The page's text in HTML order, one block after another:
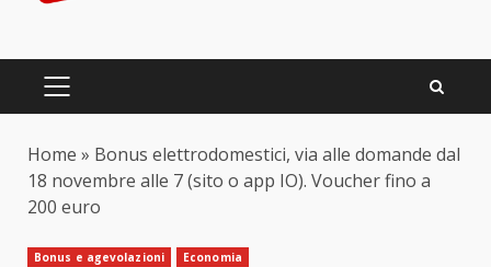
PRIMARY
Home » Bonus elettrodomestici, via alle domande dal
18 novembre alle 7 (sito o app IO). Voucher fino a
200 euro
Bonus e agevolazioni Economia